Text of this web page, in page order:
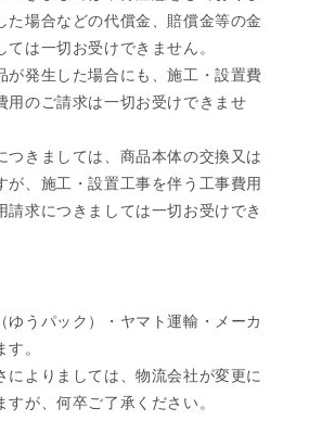
た場合などの代償金、賠償金等の金
は一切お受けできません。
が発生した場合にも、施工・設置費
用のご請求は一切お受けできませ
つきましては、商品本体の交換又は
が、施工・設置工事を伴う工事費用
請求につきましては一切お受けでき
ゆうパック）・ヤマト運輸・メーカ
。
によりましては、物流会社が変更に
が、何卒ご了承ください。